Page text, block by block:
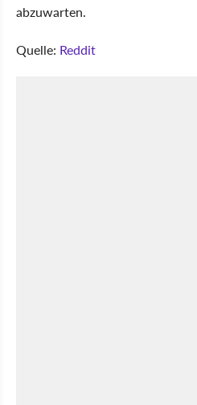
abzuwarten.
Quelle: Reddit